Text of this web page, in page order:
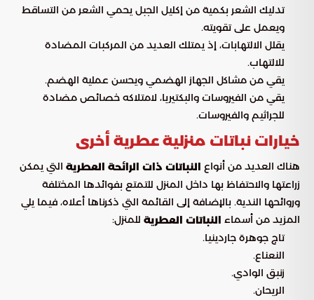
تدليك الشعر بكمية من إكليل الجبل يحمي الشعر من التساقط
ويعمل على تقويته.
يقلل الالتهابات، إذ يمتلك العديد من المركبات المضادة
للالتهاب.
يقي من مشاكل الجهاز الهضمي ويحسن عملية الهضم.
يقي من الفيروسات والبكتيريا، لامتلاكه خصائص مضادة
للجراثيم والفيروسات.
خيارات نباتات منزلية عطرية أخرى
هناك العديد من أنواع النباتات ذات الرائحة العطرية التي يمكن
زراعتها والاحتفاظ بها داخل المنزل للتمتع بفوائدها المختلفة
وروائحها الندية. بالإضافة إلى القائمة التي ذكرناها أعلاه، فيما يلي
المزيد من أسماء النباتات العطرية للمنزل:
تاج جوهرة جاردينيا.
النعناع.
زنبق الوادي.
الريحان.